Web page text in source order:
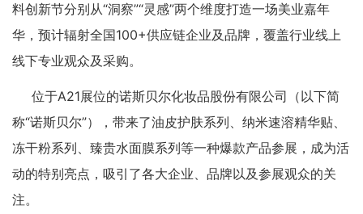
料创新节分别从“洞察”“灵感”两个维度打造一场美业嘉年
华，预计辐射全国100+供应链企业及品牌，覆盖行业线上
线下专业观众及采购。
位于A21展位的诺斯贝尔化妆品股份有限公司（以下简
称“诺斯贝尔”），带来了油皮护肤系列、纳米速溶精华贴、
冻干粉系列、臻贵水面膜系列等一种爆款产品参展，成为活
动的特别亮点，吸引了各大企业、品牌以及参展观众的关
注。